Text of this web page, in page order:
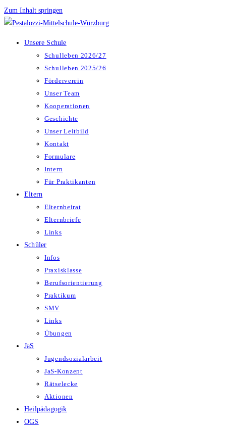
Zum Inhalt springen
Unsere Schule
Schulleben 2026/27
Schulleben 2025/26
Förderverein
Unser Team
Kooperationen
Geschichte
Unser Leitbild
Kontakt
Formulare
Intern
Für Praktikanten
Eltern
Elternbeirat
Elternbriefe
Links
Schüler
Infos
Praxisklasse
Berufsorientierung
Praktikum
SMV
Links
Übungen
JaS
Jugendsozialarbeit
JaS-Konzept
Rätselecke
Aktionen
Heilpädagogik
OGS